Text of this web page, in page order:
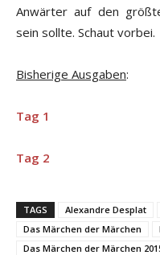
Anwärter auf den
sein sollte. Schaut vorbei.
Bisherige Ausgaben:
Tag 1
Tag 2
TAGS Alexandre Desplat
Das Märchen der Märchen
Das Märchen der Märchen